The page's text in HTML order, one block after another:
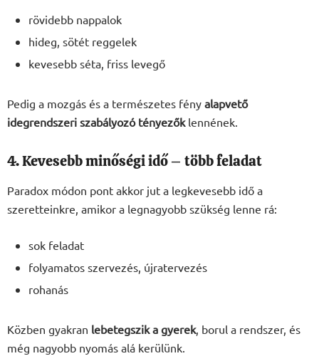
rövidebb nappalok
hideg, sötét reggelek
kevesebb séta, friss levegő
Pedig a mozgás és a természetes fény alapvető
idegrendszeri szabályozó tényezőklennének.
4. Kevesebb minőségi idő – több feladat
Paradox módon pont akkor jut a legkevesebb idő a
szeretteinkre, amikor a legnagyobb szükség lenne rá:
sok feladat
folyamatos szervezés, újratervezés
rohanás
Közben gyakran lebetegszik a gyerek, borul a rendszer, és
még nagyobb nyomás alá kerülünk.